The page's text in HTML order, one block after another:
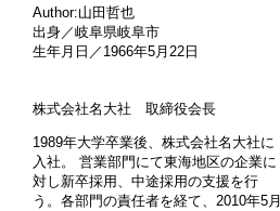
Author:山田哲也
出身／岐阜県岐阜市
生年月日／1966年5月22日
株式会社名大社 取締役会長
1989年大学卒業後、株式会社名大社に
入社。 営業部門にて東海地区の企業に
対し新卒採用、中途採用の支援を行
う。各部門の責任者を経て、2010年5月